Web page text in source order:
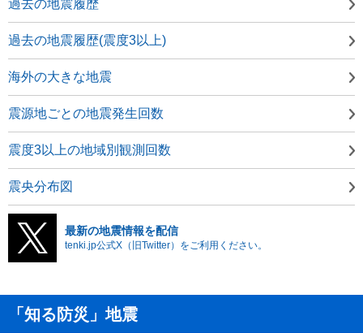
過去の地震履歴
過去の地震履歴(震度3以上)
海外の大きな地震
震源地ごとの地震発生回数
震度3以上の地域別観測回数
震央分布図
最新の地震情報を配信
tenki.jp公式X（旧Twitter）をご利用ください。
「知る防災」地震